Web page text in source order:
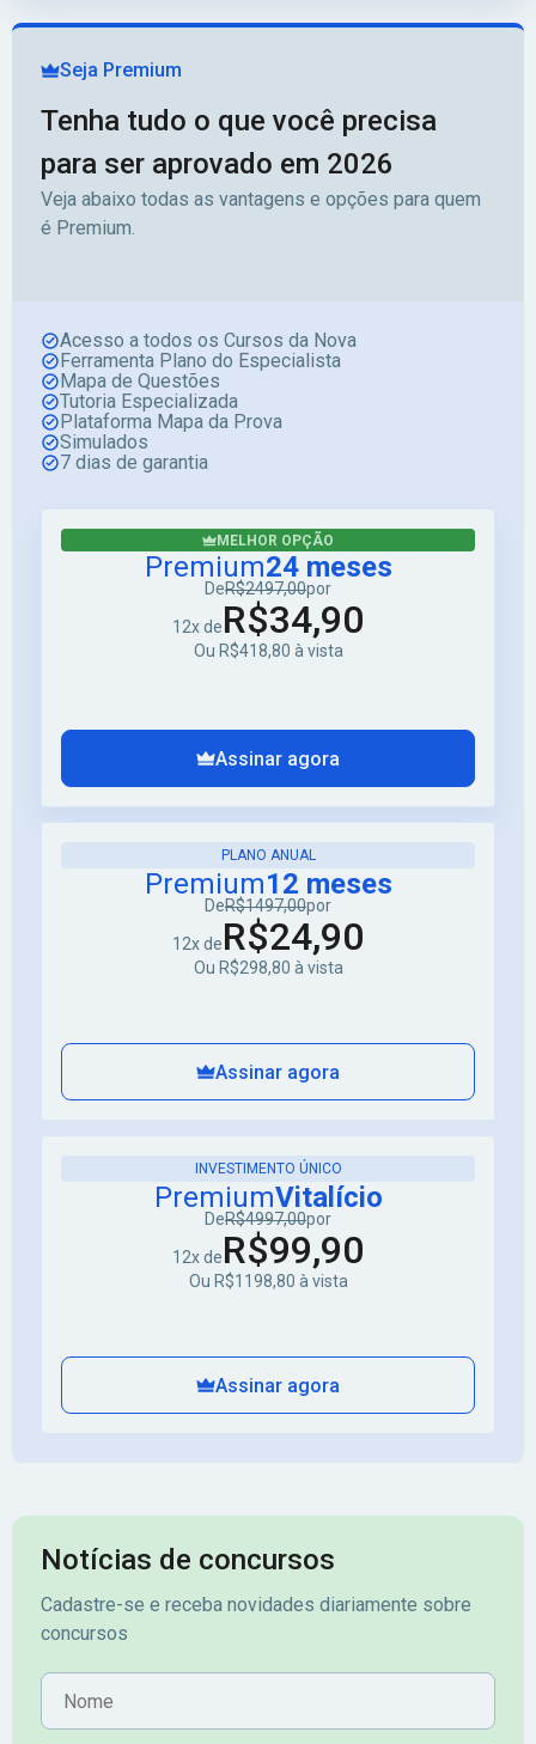
Seja Premium
Tenha tudo o que você precisa
para ser aprovado em 2026
Veja abaixo todas as vantagens e opções para quem
é Premium.
Acesso a todos os Cursos da Nova
Ferramenta Plano do Especialista
Mapa de Questões
Tutoria Especializada
Plataforma Mapa da Prova
Simulados
7 dias de garantia
MELHOR OPÇÃO
Premium24 meses
DeR$2497,00por
12x deR$34,90
Ou R$418,80 à vista
Assinar agora
PLANO ANUAL
Premium12 meses
DeR$1497,00por
12x deR$24,90
Ou R$298,80 à vista
Assinar agora
INVESTIMENTO ÚNICO
PremiumVitalício
DeR$4997,00por
12x deR$99,90
Ou R$1198,80 à vista
Assinar agora
Notícias de concursos
Cadastre-se e receba novidades diariamente sobre
concursos
Nome